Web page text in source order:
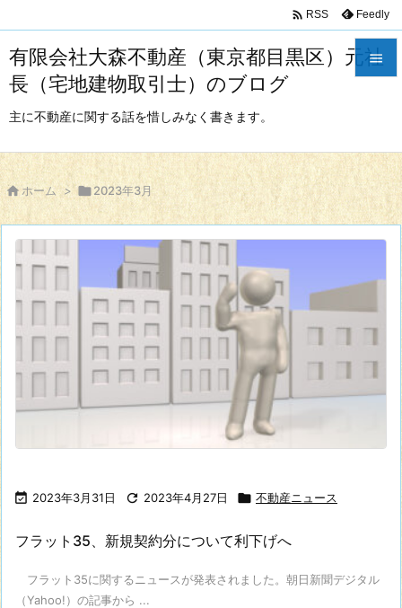
有限会社大森不動産（東京都目黒区）元社
長（宅地建物取引士）のブログ
主に不動産に関する話を惜しみなく書きます。

サイド

前へ


 RSS Feedly
 ホーム > 2023年3月
 2023年3月31日  2023年4月27日  不動産ニュース
フラット35、新規契約分について利下げへ
フラット35に関するニュースが発表されました。朝日新聞デジタル
（Yahoo!）の記事から ...